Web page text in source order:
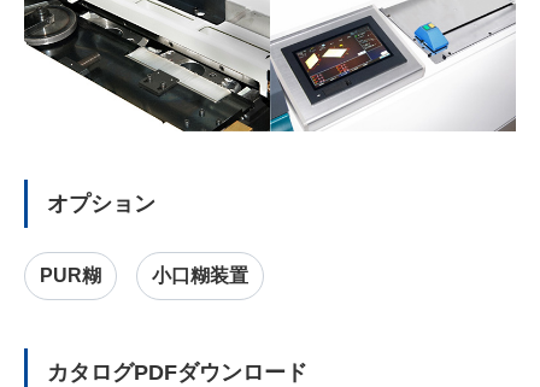
オプション
PUR糊 小口糊装置
カタログPDFダウンロード